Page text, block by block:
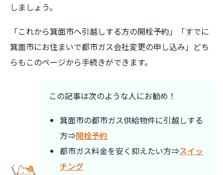
しましょう。
「これから箕面市へ引越しする方の開栓予約」「すでに
箕面市にお住まいで都市ガス会社変更の申し込み」どち
らもこのページから手続きができます。
この記事は次のような人にお勧め！
箕面市の都市ガス供給物件に引越しする
方⇒開栓予約
都市ガス料金を安く抑えたい方⇒スイッ
チング